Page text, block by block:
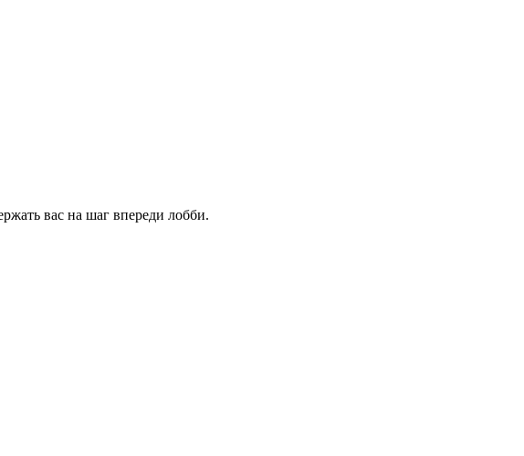
вас на шаг впереди лобби.